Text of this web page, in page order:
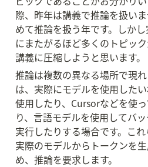
際、昨年は講義で推論を扱い
めて推論を扱う年です。しか
にまたがるほど多くのトピッ
講義に圧縮しようと思います。
推論は複数の異なる場所で現
は、実際にモデルを使用した
使用したり、Cursorなどを使
り、言語モデルを使用してバ
実行したりする場合です。これ
実際のモデルからトークンを
め、推論を要求します。